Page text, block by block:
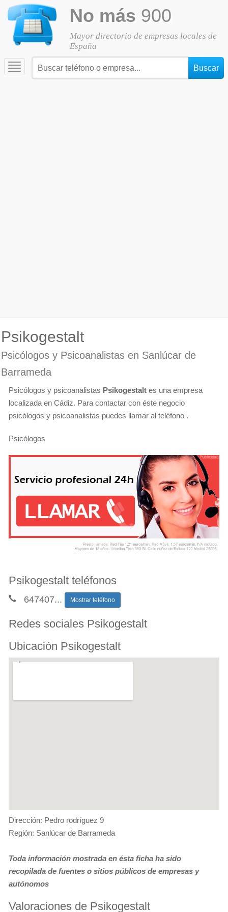
No más 900
Mayor directorio de empresas locales de
España
Toggle
navigation
Psikogestalt
Psicólogos y Psicoanalistas en Sanlúcar de
Barrameda
Psicólogos y psicoanalistas Psikogestalt es una empresa
localizada en Cádiz. Para contactar con éste negocio
psicólogos y psicoanalistas puedes llamar al teléfono .
Psicólogos
Psikogestalt teléfonos
647407... Mostrar teléfono
Redes sociales Psikogestalt
Ubicación Psikogestalt
Dirección: Pedro rodríguez 9
Región: Sanlúcar de Barrameda
Toda información mostrada en ésta ficha ha sido
recopilada de fuentes o sitios públicos de empresas y
autónomos
Valoraciones de Psikogestalt